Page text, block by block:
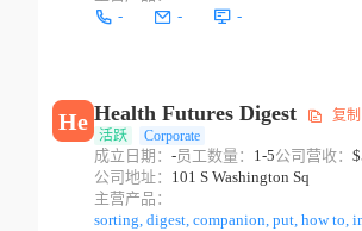
-
- -
He Health Futures Digest
复制
活跃
Corporate
成立日期： -员工数量： 1-5公司营收：
公司地址： 101 S Washington Sq
主营产品：